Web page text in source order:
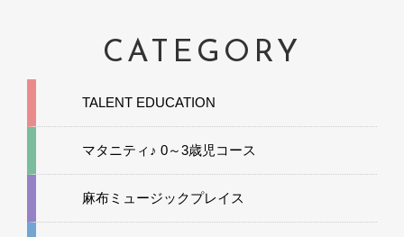
CATEGORY
TALENT EDUCATION
マタニティ♪ 0～3歳児コース
麻布ミュージックプレイス